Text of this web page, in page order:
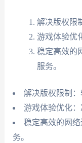
解决版权限
游戏体验优
稳定高效的
服务。
解决版权限制：
游戏体验优化：
稳定高效的网
务。